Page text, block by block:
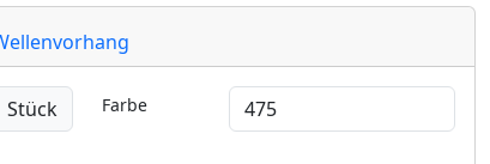
Stück Farbe